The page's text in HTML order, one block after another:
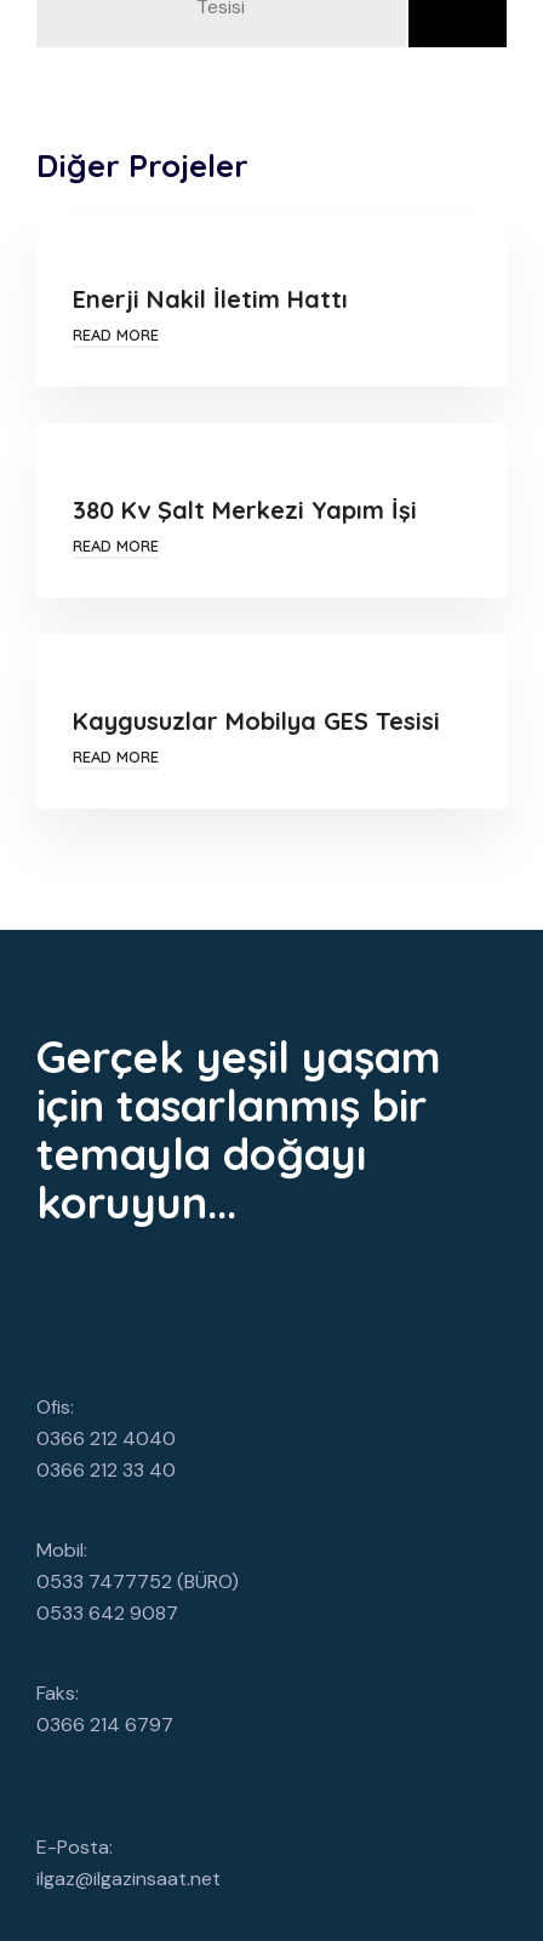
Tesisi
Diğer Projeler
Enerji Nakil İletim Hattı
READ MORE
380 Kv Şalt Merkezi Yapım İşi
READ MORE
Kaygusuzlar Mobilya GES Tesisi
READ MORE
Gerçek yeşil yaşam
için tasarlanmış bir
temayla doğayı
koruyun...
Ofis:
0366 212 4040
0366 212 33 40
Mobil:
0533 7477752 (BÜRO)
0533 642 9087
Faks:
0366 214 6797
E-Posta:
ilgaz@ilgazinsaat.net